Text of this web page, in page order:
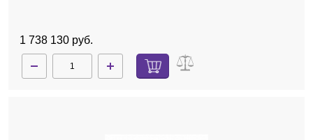
1 738 130 руб.